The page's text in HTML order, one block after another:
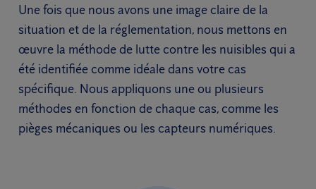
Une fois que nous avons une image claire de la
situation et de la réglementation, nous mettons en
œuvre la méthode de lutte contre les nuisibles qui a
été identifiée comme idéale dans votre cas
spécifique. Nous appliquons une ou plusieurs
méthodes en fonction de chaque cas, comme les
pièges mécaniques ou les capteurs numériques.